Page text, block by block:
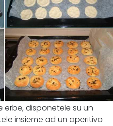
erbe, disponetele su un
insieme ad un aperitivo